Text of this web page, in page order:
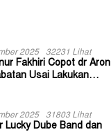
2025 32231 Lihat
Fakhiri Copot dr Aron
Usai Lakukan
2025 31803 Lihat
Lucky Dube Band dan